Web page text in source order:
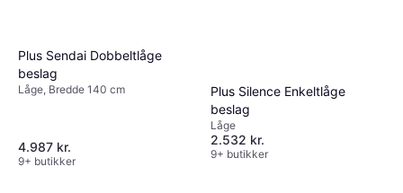
Plus Sendai Dobbeltlåge
beslag
Låge, Bredde 140 cm
4.987 kr.
9+ butikker
Plus Silence Enkeltlåge
beslag
Låge
2.532 kr.
9+ butikker